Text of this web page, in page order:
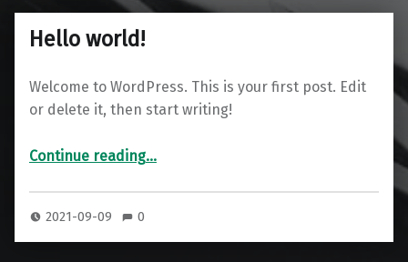
Hello world!
Welcome to WordPress. This is your first post. Edit
or delete it, then start writing!
Continue reading…
2021-09-09 0